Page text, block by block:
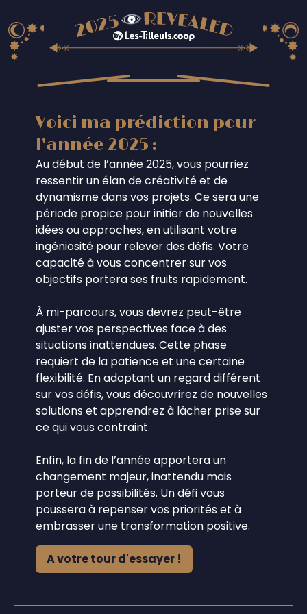
Voici ma prédiction pour
l'année 2025 :
Au début de l’année 2025, vous pourriez
ressentir un élan de créativité et de
dynamisme dans vos projets. Ce sera une
période propice pour initier de nouvelles
idées ou approches, en utilisant votre
ingéniosité pour relever des défis. Votre
capacité à vous concentrer sur vos
objectifs portera ses fruits rapidement.
À mi-parcours, vous devrez peut-être
ajuster vos perspectives face à des
situations inattendues. Cette phase
requiert de la patience et une certaine
flexibilité. En adoptant un regard différent
sur vos défis, vous découvrirez de nouvelles
solutions et apprendrez à lâcher prise sur
ce qui vous contraint.
Enfin, la fin de l’année apportera un
changement majeur, inattendu mais
porteur de possibilités. Un défi vous
poussera à repenser vos priorités et à
embrasser une transformation positive.
A votre tour d'essayer !